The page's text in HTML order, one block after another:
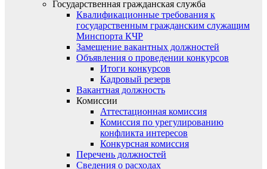
Государственная гражданская служба
Квалификационные требования к
государственным гражданским служащим
Минспорта КЧР
Замещение вакантных должностей
Объявления о проведении конкурсов
Итоги конкурсов
Кадровый резерв
Вакантная должность
Комиссии
Аттестационная комиссия
Комиссия по урегулированию
конфликта интересов
Конкурсная комиссия
Перечень должностей
Сведения о расходах